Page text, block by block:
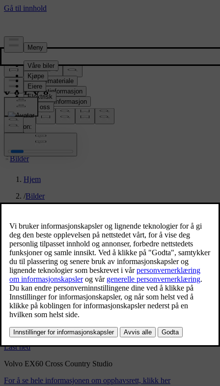
Presserom
Pressemateriale
Produktinformasjon
Selskapsinformasjon
Mediekontakter
location:
NO
Bilder
Hjem
/Bilder
Studio Volvo EX60 Cross
Country
1/21/2026
Bokmerke
Del
Last ned
Volvo EX60 Cross Country Studio
For å se hele informasjonen om opphavsrett, klikk her